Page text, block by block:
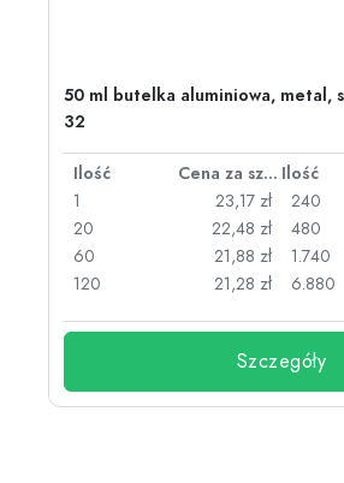
50 ml butelka aluminiowa, metal,
32
Ilość Cena za sztukę Ilość
1
23,17 zł
20
22,48 zł
60
21,88 zł
120
21,28 zł
240
480
1.740
6.880
Szczegóły